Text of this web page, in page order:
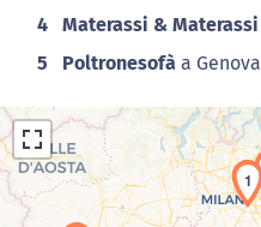
4 Materassi & Materassi
5 Poltronesofà a Genova
1